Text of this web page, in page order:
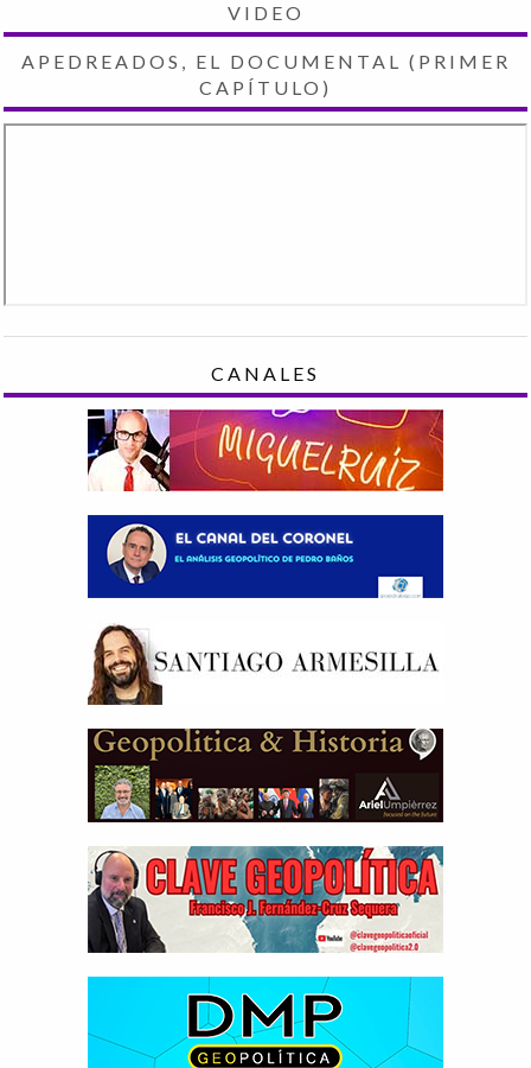
VIDEO
APEDREADOS, EL DOCUMENTAL (PRIMER
CAPÍTULO)
CANALES